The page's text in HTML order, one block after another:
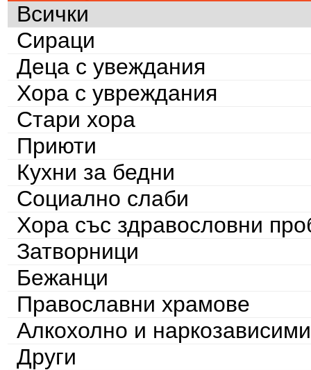
Всички
Сираци
Деца с увеждания
Хора с увреждания
Стари хора
Приюти
Кухни за бедни
Социално слаби
Хора със здравословни
Затворници
Бежанци
Православни храмове
Алкохолно и наркозависими
Други